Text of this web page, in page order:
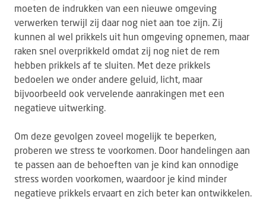
moeten de indrukken van een nieuwe omgeving
verwerken terwijl zij daar nog niet aan toe zijn. Zij
kunnen al wel prikkels uit hun omgeving opnemen, maar
raken snel overprikkeld omdat zij nog niet de rem
hebben prikkels af te sluiten. Met deze prikkels
bedoelen we onder andere geluid, licht, maar
bijvoorbeeld ook vervelende aanrakingen met een
negatieve uitwerking.
Om deze gevolgen zoveel mogelijk te beperken,
proberen we stress te voorkomen. Door handelingen aan
te passen aan de behoeften van je kind kan onnodige
stress worden voorkomen, waardoor je kind minder
negatieve prikkels ervaart en zich beter kan ontwikkelen.